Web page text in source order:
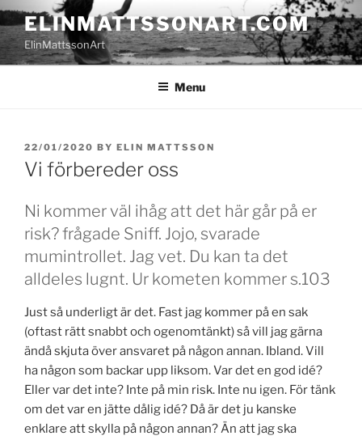
Skip
to
content
ELINMATTSSONART.COM
ElinMattssonArt
Menu
POSTED
ON
22/01/2020 BY ELIN MATTSSON
Vi förbereder oss
Ni kommer väl ihåg att det här går på er
risk? frågade Sniff. Jojo, svarade
mumintrollet. Jag vet. Du kan ta det
alldeles lugnt. Ur kometen kommer s.103
Just så underligt är det. Fast jag kommer på en sak
(oftast rätt snabbt och ogenomtänkt) så vill jag gärna
ändå skjuta över ansvaret på någon annan. Ibland. Vill
ha någon som backar upp liksom. Var det en god idé?
Eller var det inte? Inte på min risk. Inte nu igen. För tänk
om det var en jätte dålig idé? Då är det ju kanske
enklare att skylla på någon annan? Än att jag ska